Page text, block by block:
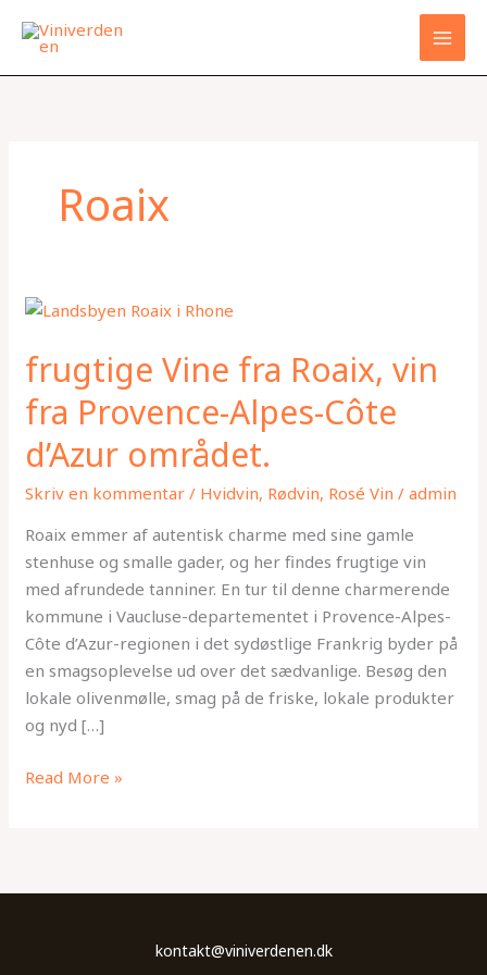
Roaix
frugtige Vine fra Roaix, vin
fra Provence-Alpes-Côte
d’Azur området.
Skriv en kommentar / Hvidvin, Rødvin, Rosé Vin /admin
Roaix emmer af autentisk charme med sine gamle
stenhuse og smalle gader, og her findes frugtige vin
med afrundede tanniner. En tur til denne charmerende
kommune i Vaucluse-departementet i Provence-Alpes-
Côte d’Azur-regionen i det sydøstlige Frankrig byder på
en smagsoplevelse ud over det sædvanlige. Besøg den
lokale olivenmølle, smag på de friske, lokale produkter
og nyd […]
frugtige
fra
Roaix,
vin
fra
Provence-
Alpes-
Côte
d’Azur
området.
Read More »
kontakt@viniverdenen.dk